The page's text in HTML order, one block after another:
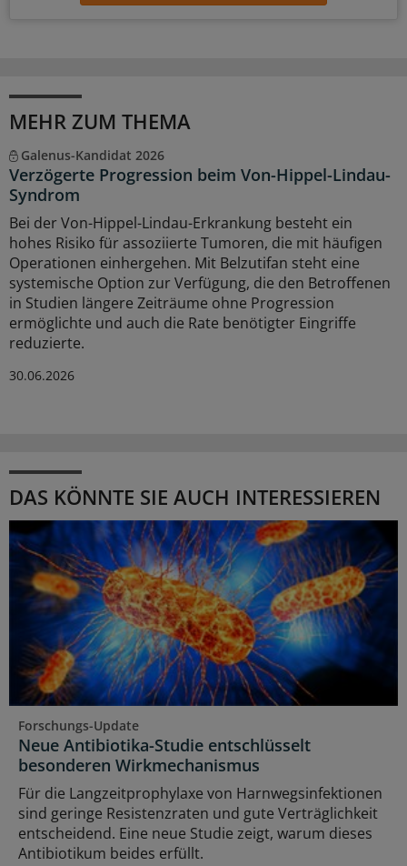
MEHR ZUM THEMA
Galenus-Kandidat 2026
Verzögerte Progression beim Von-Hippel-Lindau-
Syndrom
Bei der Von-Hippel-Lindau-Erkrankung besteht ein
hohes Risiko für assoziierte Tumoren, die mit häufigen
Operationen einhergehen. Mit Belzutifan steht eine
systemische Option zur Verfügung, die den Betroffenen
in Studien längere Zeiträume ohne Progression
ermöglichte und auch die Rate benötigter Eingriffe
reduzierte.
30.06.2026
DAS KÖNNTE SIE AUCH INTERESSIEREN
Forschungs-Update
Neue Antibiotika-Studie entschlüsselt
besonderen Wirkmechanismus
Für die Langzeitprophylaxe von Harnwegsinfektionen
sind geringe Resistenzraten und gute Verträglichkeit
entscheidend. Eine neue Studie zeigt, warum dieses
Antibiotikum beides erfüllt.